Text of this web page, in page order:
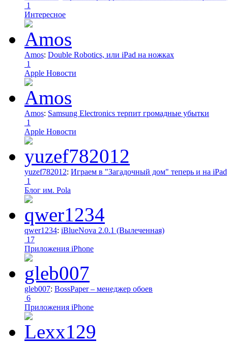
1
Интересное
Amos: Double Robotics, или iPad на ножках
1
Apple Новости
Amos: Samsung Electronics терпит громадные убытки
1
Apple Новости
yuzef782012: Играем в "Загадочный дом" теперь и на iPad
1
Блог им. Pola
qwer1234: iBlueNova 2.0.1 (Вылеченная)
17
Приложения iPhone
gleb007: BossPaper – менеджер обоев
6
Приложения iPhone